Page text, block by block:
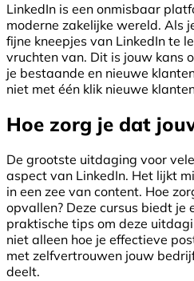
LinkedIn is een onmisbaar
moderne zakelijke wereld. Als
fijne kneepjes van LinkedIn te
vruchten van. Dit is jouw kans
je bestaande en nieuwe
niet met één klik nieuwe
Hoe zorg je dat
De grootste uitdaging voor
aspect van LinkedIn. Het lijkt
in een zee van content. Hoe
opvallen? Deze cursus biedt je
praktische tips om deze
niet alleen hoe je effectieve
met zelfvertrouwen jouw
deelt.